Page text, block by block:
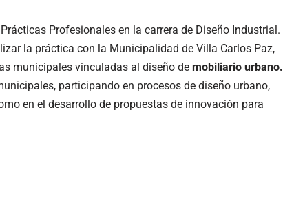
Profesionales en la carrera de Diseño Industrial.
la práctica con la Municipalidad de Villa Carlos Paz,
municipales vinculadas al diseño de mobiliario urbano.
participando en procesos de diseño urbano,
en el desarrollo de propuestas de innovación para